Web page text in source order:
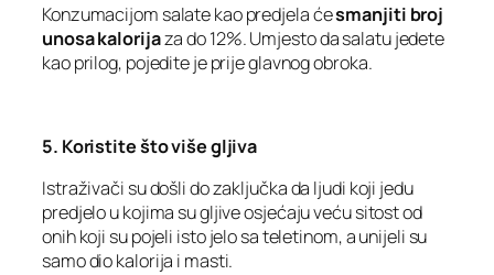
Konzumacijom salate kao predjela ćesmanjiti broj
unosa kalorijaza do 12%. Umjesto da salatu jedete
kao prilog, pojedite je prije glavnog obroka.
5. Koristite što više gljiva
Istraživači su došli do zaključka da ljudi koji jedu
predjelo u kojima su gljive osjećaju veću sitost od
onih koji su pojeli isto jelo sa teletinom, a unijeli su
samo dio kalorija i masti.